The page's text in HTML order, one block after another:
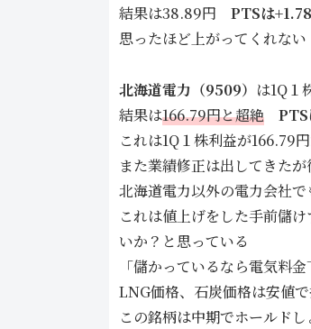
結果は38.89円 PTSは
思ったほど上がってくれな
北海道電力（9509） は1Q１
結果は166.79円と超絶
これは1Q１株利益が166.79
また業績修正は出してきた
北海道電力以外の電力会社
これは値上げをした手前儲
いか？と思っている
「儲かっているなら電気料
LNG価格、石炭価格は安値
この銘柄は中期でホールド